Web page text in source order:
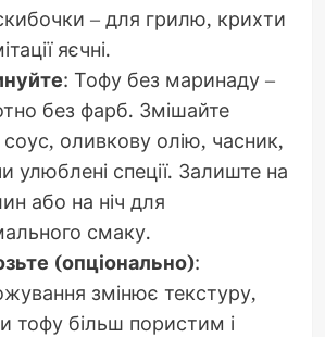
– для грилю, крихти
яєчні.
: Тофу без маринаду –
без фарб. Змішайте
оливкову олію, часник,
улюблені спеції. Залиште на
або на ніч для
смаку.
(опціонально):
змінює текстуру,
тофу більш пористим і